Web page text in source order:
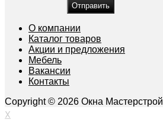
О компании
Каталог товаров
Акции и предложения
Мебель
Вакансии
Контакты
Copyright © 2026 Окна Мастерстрой
X